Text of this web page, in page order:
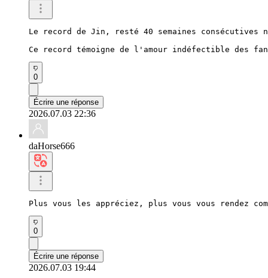
Le record de Jin, resté 40 semaines consécutives
Ce record témoigne de l'amour indéfectible des
0
Écrire une réponse
2026.07.03 22:36
daHorse666
Plus vous les appréciez, plus vous vous rendez
0
Écrire une réponse
2026.07.03 19:44